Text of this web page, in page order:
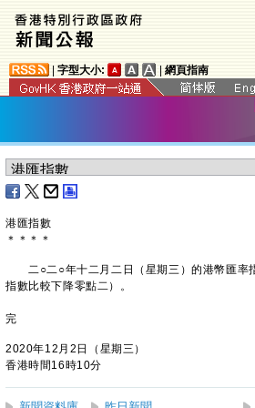
字型大小: 網頁指南
港匯指數
＊ ＊ ＊ ＊
二○二○年十二月二日（星期三）的港幣匯率
指數比較下降零點二）。
完
2020年12月2日（星期三）
香港時間16時10分